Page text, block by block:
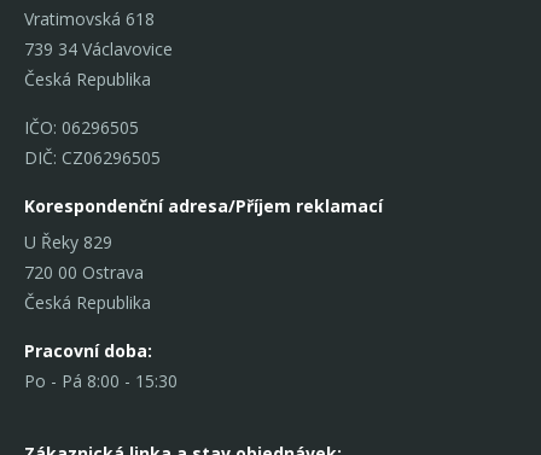
Vratimovská 618
739 34 Václavovice
Česká Republika
IČO: 06296505
DIČ: CZ06296505
Korespondenční adresa/Příjem reklamací
U Řeky 829
720 00 Ostrava
Česká Republika
Pracovní doba:
Po - Pá 8:00 - 15:30